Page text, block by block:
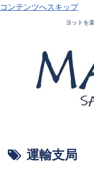
コンテンツへスキップ
ヨットを
運輸支局